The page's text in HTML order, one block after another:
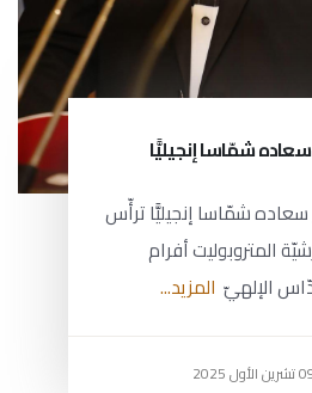
شمّاسا إنجيليًّا
سعاده شمّاسا إنجيليًّا ترأّس
المتروبوليت أفرام
الإلهيّ المزيد...